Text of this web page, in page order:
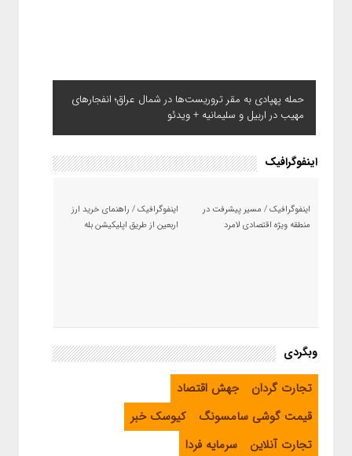
حمله پهپادی به مقر تروریست‌ها در شمال عراق؛ انفجارهای
مهیب در اربیل و سلیمانیه + ویدئو
اینفوگرافیک
اینفوگرافیک / مسیر پیشرفت در
منطقه ویژه اقتصادی لامرد
اینفوگرافیک / راهنمای خرید ارز
اربعین از طریق اپلیکیشن بله
وبگردی
تجارت گردان
جهش اقتصاد
قیمت گوشی سامسونگ
کیوسک خبر
تجارت آنلاین
سرمایه فردا